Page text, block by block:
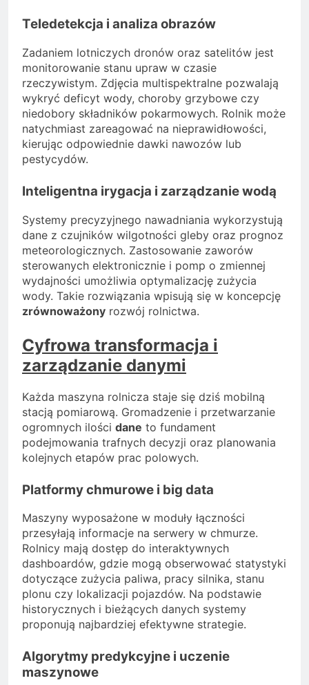
Teledetekcja i analiza obrazów
Zadaniem lotniczych dronów oraz satelitów jest
monitorowanie stanu upraw w czasie
rzeczywistym. Zdjęcia multispektralne pozwalają
wykryć deficyt wody, choroby grzybowe czy
niedobory składników pokarmowych. Rolnik może
natychmiast zareagować na nieprawidłowości,
kierując odpowiednie dawki nawozów lub
pestycydów.
Inteligentna irygacja i zarządzanie wodą
Systemy precyzyjnego nawadniania wykorzystują
dane z czujników wilgotności gleby oraz prognoz
meteorologicznych. Zastosowanie zaworów
sterowanych elektronicznie i pomp o zmiennej
wydajności umożliwia optymalizację zużycia
wody. Takie rozwiązania wpisują się w koncepcję
zrównoważony rozwój rolnictwa.
Cyfrowa transformacja i
zarządzanie danymi
Każda maszyna rolnicza staje się dziś mobilną
stacją pomiarową. Gromadzenie i przetwarzanie
ogromnych ilości dane to fundament
podejmowania trafnych decyzji oraz planowania
kolejnych etapów prac polowych.
Platformy chmurowe i big data
Maszyny wyposażone w moduły łączności
przesyłają informacje na serwery w chmurze.
Rolnicy mają dostęp do interaktywnych
dashboardów, gdzie mogą obserwować statystyki
dotyczące zużycia paliwa, pracy silnika, stanu
plonu czy lokalizacji pojazdów. Na podstawie
historycznych i bieżących danych systemy
proponują najbardziej efektywne strategie.
Algorytmy predykcyjne i uczenie
maszynowe